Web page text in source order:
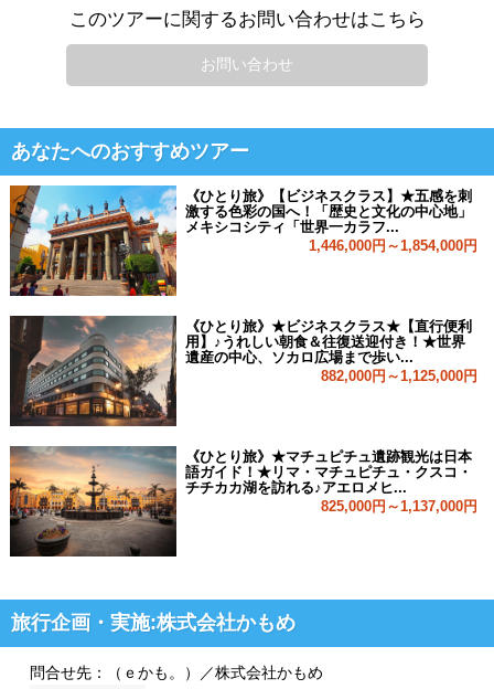
このツアーに関するお問い合わせはこちら
お問い合わせ
あなたへのおすすめツアー
《ひとり旅》【ビジネスクラス】★五感を刺
激する色彩の国へ！「歴史と文化の中心地」
メキシコシティ「世界一カラフ...
1,446,000円～1,854,000円
《ひとり旅》★ビジネスクラス★【直行便利
用】♪うれしい朝食＆往復送迎付き！★世界
遺産の中心、ソカロ広場まで歩い...
882,000円～1,125,000円
《ひとり旅》★マチュピチュ遺跡観光は日本
語ガイド！★リマ・マチュピチュ・クスコ・
チチカカ湖を訪れる♪アエロメヒ...
825,000円～1,137,000円
旅行企画・実施:株式会社かもめ
問合せ先：（ｅかも。）／株式会社かもめ